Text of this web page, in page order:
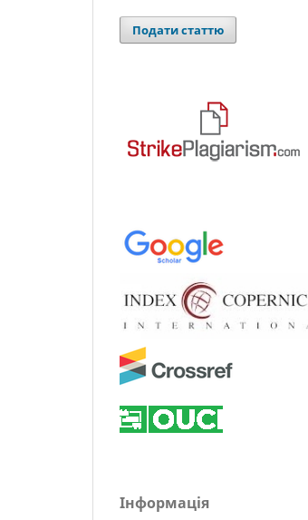
Подати статтю
Інформація